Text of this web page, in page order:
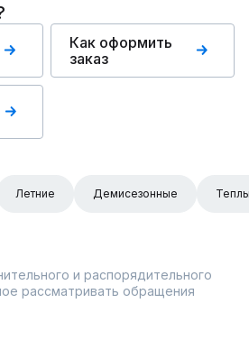
Как оформить
заказ
Летние Демисезонные
и распорядительного
рассматривать обращения